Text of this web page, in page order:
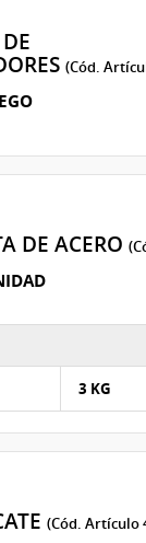
(Cód.
DE ACERO
Ítem Nº 16
3 KG
(Cód. Artículo